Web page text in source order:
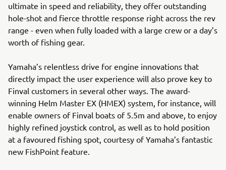
ultimate in speed and reliability, they offer outstanding
hole-shot and fierce throttle response right across the rev
range - even when fully loaded with a large crew or a day’s
worth of fishing gear.
Yamaha’s relentless drive for engine innovations that
directly impact the user experience will also prove key to
Finval customers in several other ways. The award-
winning Helm Master EX (HMEX) system, for instance, will
enable owners of Finval boats of 5.5m and above, to enjoy
highly refined joystick control, as well as to hold position
at a favoured fishing spot, courtesy of Yamaha’s fantastic
new FishPoint feature.